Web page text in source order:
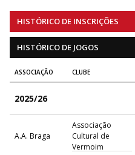
HISTÓRICO DE INSCRIÇÕES
HISTÓRICO DE JOGOS
ASSOCIAÇÃO CLUBE
2025/26
A.A. Braga
Associação
Cultural de
Vermoim